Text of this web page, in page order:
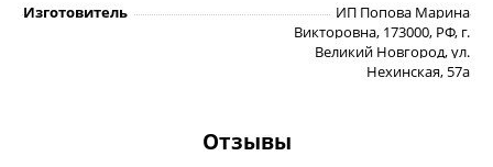
Изготовитель
ИП Попова Марина
Викторовна, 173000, РФ, г.
Великий Новгород, ул.
Нехинская, 57а
Отзывы